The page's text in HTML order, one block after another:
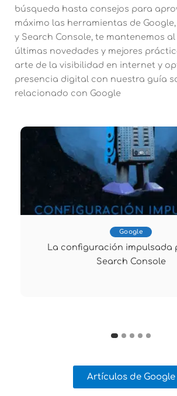
búsqueda hasta consejos para
máximo las herramientas de
y Search Console, te mantenemos
últimas novedades y mejores
arte de la visibilidad en internet y
presencia digital con nuestra guía
relacionado con Google
Google
La configuración impulsada
Search Console
Artículos de Google